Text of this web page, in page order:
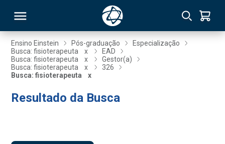
Ensino Einstein Pós-graduação
Especialização
Busca: fisioterapeuta
x
EAD
Busca: fisioterapeuta
x
Gestor(a)
Busca: fisioterapeuta
x
326
Busca: fisioterapeuta
x
Resultado da Busca